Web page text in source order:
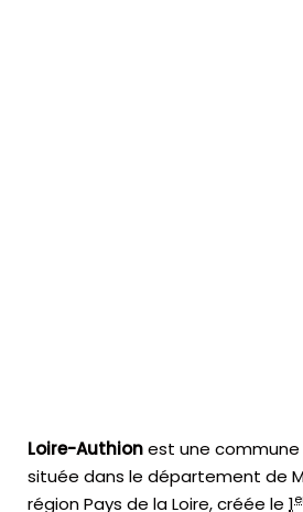
Loire-Authionest une
située dans le département de
région Pays de la Loire, créée le 1